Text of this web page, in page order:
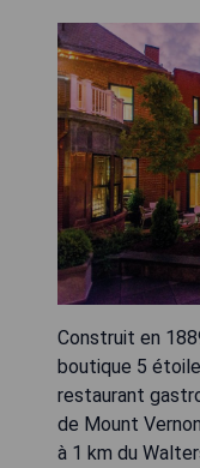
Construit en
boutique 5
restaurant
de Mount
à 1 km du